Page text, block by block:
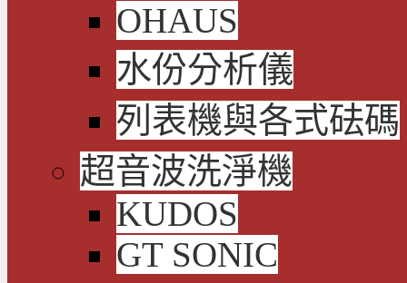
OHAUS
水份分析儀
列表機與各式砝碼
超音波洗淨機
KUDOS
GT SONIC